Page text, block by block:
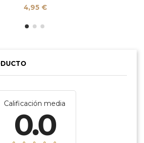
4,95 €
Calificación media
0.0